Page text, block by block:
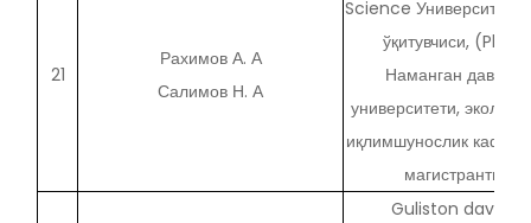
21
Рахимов А. А
Салимов Н. А
Science Университеti
ўқитувчиси, (PhD)
Наманган давлат
университети,
иқлимшунослик
магистранти
Guliston davlat